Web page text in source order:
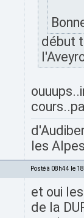
début
les
Posté à 08h44 le
et oui
de la